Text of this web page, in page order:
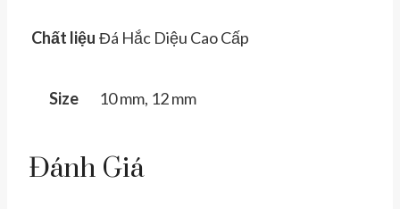
Chất liệu Đá Hắc Diệu Cao Cấp
Size 10 mm, 12 mm
Đánh Giá